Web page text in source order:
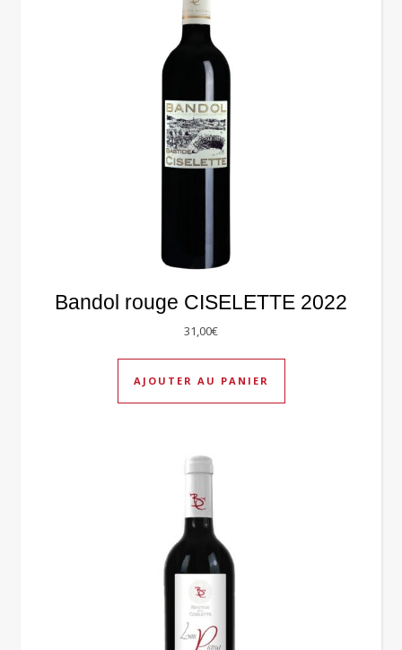
Bandol rouge CISELETTE 2022
31,00€
AJOUTER AU PANIER